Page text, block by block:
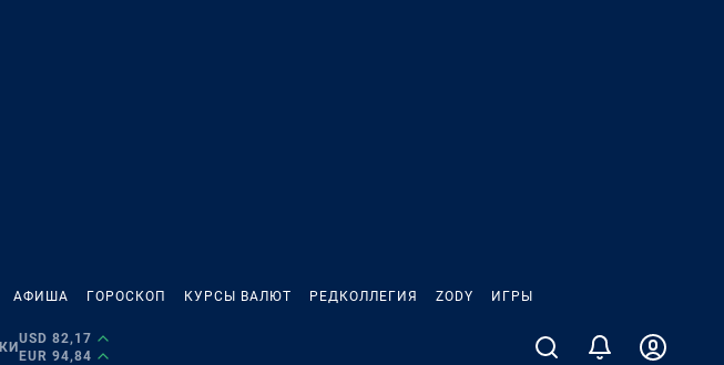
АФИША ГОРОСКОП КУРСЫ ВАЛЮТ РЕДКОЛЛЕГИЯ ZODY ИГРЫ
USD 82,17
EUR 94,84